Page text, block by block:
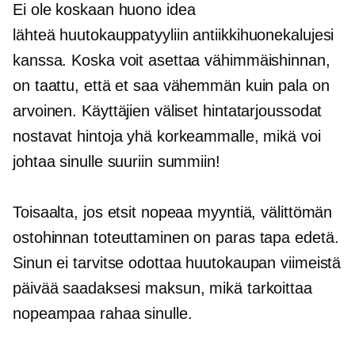
Ei ole koskaan huono idea
lähteä huutokauppatyyliin antiikkihuonekalujesi
kanssa. Koska voit asettaa vähimmäishinnan,
on taattu, että et saa vähemmän kuin pala on
arvoinen. Käyttäjien väliset hintatarjoussodat
nostavat hintoja yhä korkeammalle, mikä voi
johtaa sinulle suuriin summiin!
Toisaalta, jos etsit nopeaa myyntiä, välittömän
ostohinnan toteuttaminen on paras tapa edetä.
Sinun ei tarvitse odottaa huutokaupan viimeistä
päivää saadaksesi maksun, mikä tarkoittaa
nopeampaa rahaa sinulle.